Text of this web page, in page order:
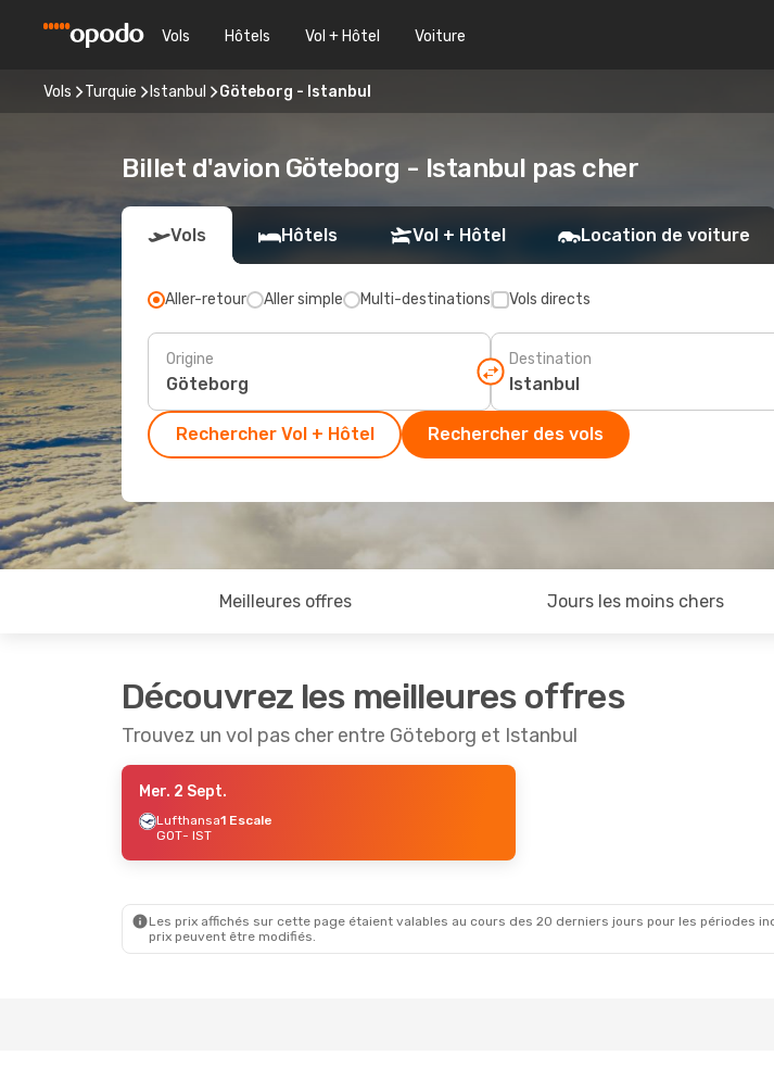
Vols Hôtels Vol + Hôtel Voiture
Vols Turquie Istanbul Göteborg - Istanbul
Billet d'avion Göteborg - Istanbul pas cher
Vols Hôtels Vol + Hôtel Location de voiture
Aller-retour Aller simple Multi-destinations Vols directs
Origine Destination
Rechercher Vol + Hôtel Rechercher des vols
Meilleures offres Jours les moins chers
Découvrez les meilleures offres
Trouvez un vol pas cher entre Göteborg et Istanbul
Mer. 2 Sept.
Lufthansa1 Escale
GOT- IST
Les prix affichés sur cette page étaient valables au cours des 20 derniers jours pour les périodes
prix peuvent être modifiés.